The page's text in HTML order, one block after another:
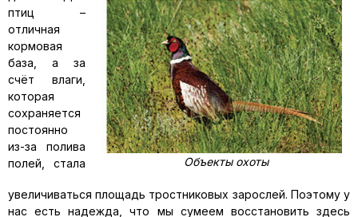
Объекты охоты
птиц –
отличная
кормовая
база, а за
счёт влаги,
которая
сохраняется
постоянно
из-за полива
полей, стала
увеличиваться площадь тростниковых зарослей. Поэтому у
нас есть надежда, что мы сумеем восстановить здесь